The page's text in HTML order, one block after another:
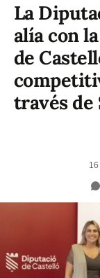
La
alía con
de
través de